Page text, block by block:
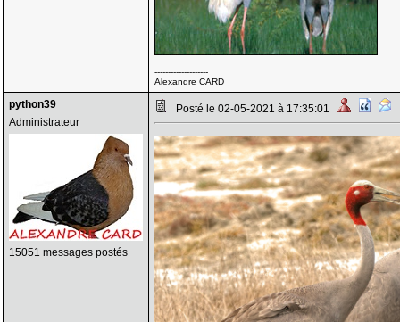
--------------------
Alexandre CARD
python39
Administrateur
15051 messages postés
Posté le 02-05-2021 à 17:35:01